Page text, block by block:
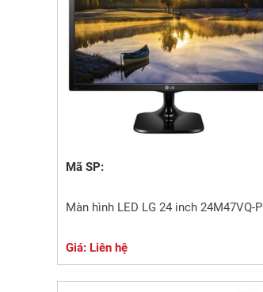
Mã SP:
Màn hình LED LG 24 inch 24M47VQ-P
Giá: Liên hệ